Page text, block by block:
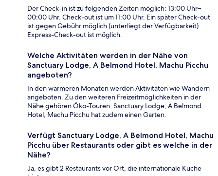
Der Check-in ist zu folgenden Zeiten möglich: 13:00 Uhr–
00:00 Uhr. Check-out ist um 11:00 Uhr. Ein später Check-out
ist gegen Gebühr möglich (unterliegt der Verfügbarkeit).
Express-Check-out ist möglich.
Welche Aktivitäten werden in der Nähe von
Sanctuary Lodge, A Belmond Hotel, Machu Picchu
angeboten?
In den wärmeren Monaten werden Aktivitäten wie Wandern
angeboten. Zu den weiteren Freizeitmöglichkeiten in der
Nähe gehören Öko-Touren. Sanctuary Lodge, A Belmond
Hotel, Machu Picchu hat zudem einen Garten.
Verfügt Sanctuary Lodge, A Belmond Hotel, Machu
Picchu über Restaurants oder gibt es welche in der
Nähe?
Ja, es gibt 2 Restaurants vor Ort, die internationale Küche